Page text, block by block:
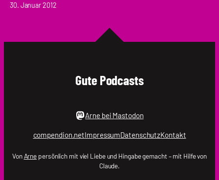
30. Januar 2012
Gute Podcasts
Arne bei Mastodon
compendion.netImpressumDatenschutzKontakt
VonArne persönlich mit viel Liebe und Hingabe gemacht – mit Hilfe von
Claude.